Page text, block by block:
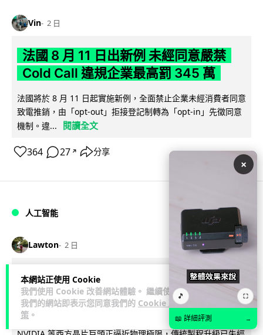
本網站正使用 Cookie
我們使用 Cookie 改善網站體驗。 繼續使用
我們的網站即表示您同意我們的 Cookie 政
策 。
Vin 2 日
法國 8 月 11 日出新例 未經同意嚴禁
Cold Call 違規企業最高罰 345 萬
法國將於 8 月 11 日起實施新例，全面禁止企業未經消費者同意
致電推銷，由「opt-out」拒接登記制轉為「opt-in」先徵同意
機制。違...
閱讀全文
364 27 ↗ 分享
人工智能
Lawton 2 日
華為科學家警告 NVIDIA 已近物理極限
華為「韜定律」可繞過摩爾定律瓶頸
華為半導體首席科學家廖恒罕見接受近 5 小時專訪，警告
×
🎵 ⛶
📖 詳細評測 →